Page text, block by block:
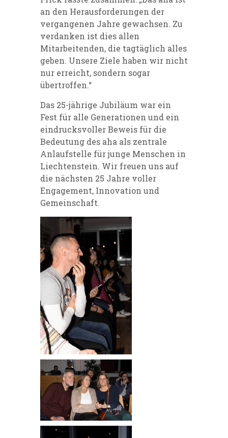
an den Herausforderungen der
vergangenen Jahre gewachsen. Zu
verdanken ist dies allen
Mitarbeitenden, die tagtäglich alles
geben. Unsere Ziele haben wir nicht
nur erreicht, sondern sogar
übertroffen.“
Das 25-jährige Jubiläum war ein
Fest für alle Generationen und ein
eindrucksvoller Beweis für die
Bedeutung des aha als zentrale
Anlaufstelle für junge Menschen in
Liechtenstein. Wir freuen uns auf
die nächsten 25 Jahre voller
Engagement, Innovation und
Gemeinschaft.